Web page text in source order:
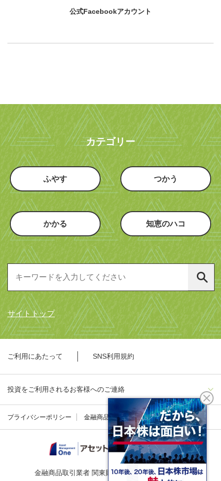
公式Facebookアカウント
カテゴリー
ふやす つかう
かかる 知恵のハコ
サイトトップ
ご利用にあたって SNS利用規約
投資をご利用されるお客様へのご連絡
プライバシーポリシー 金融商品勧誘方針
金融商品取引業者 関東財務局長（金商）第324号